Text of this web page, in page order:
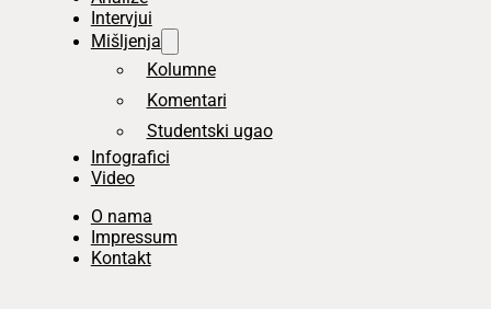
Intervjui
Mišljenja
Kolumne
Komentari
Studentski ugao
Infografici
Video
O nama
Impressum
Kontakt